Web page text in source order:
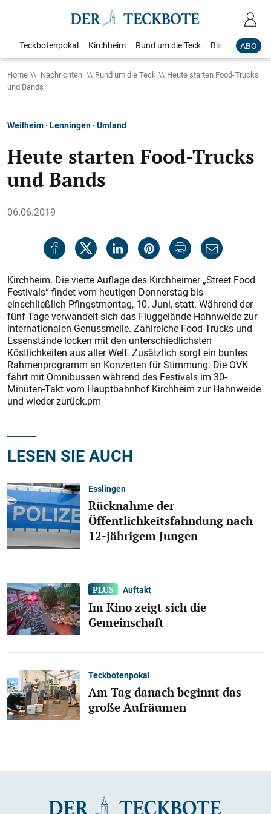
ABO
Teckbotenpokal Kirchheim Rund um die Teck Blaulicht
Home Nachrichten Rund um die Teck
Heute starten Food-Trucks
und Bands
Weilheim · Lenningen · Umland
Heute starten Food-Trucks
und Bands
06.06.2019
Kirchheim. Die vierte Auflage des Kirchheimer „Street Food
Festivals“ findet vom heutigen Donnerstag bis
einschließlich Pfingstmontag, 10. Juni, statt. Während der
fünf Tage verwandelt sich das Fluggelände Hahnweide zur
internationalen Genussmeile. Zahlreiche Food-Trucks und
Essenstände locken mit den unterschiedlichsten
Köstlichkeiten aus aller Welt. Zusätzlich sorgt ein buntes
Rahmenprogramm an Konzerten für Stimmung. Die OVK
fährt mit Omnibussen während des Festivals im 30-
Minuten-Takt vom Hauptbahnhof Kirchheim zur Hahnweide
und wieder zurück.pm
LESEN SIE AUCH
Esslingen
Rücknahme der
Öffentlichkeitsfahndung nach
12-jährigem Jungen
Auftakt
Im Kino zeigt sich die
Gemeinschaft
Teckbotenpokal
Am Tag danach beginnt das
große Aufräumen